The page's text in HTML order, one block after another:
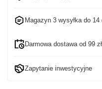
Magazyn 3 wysyłka do 14
Darmowa dostawa od 99 zł
Zapytanie inwestycyjne